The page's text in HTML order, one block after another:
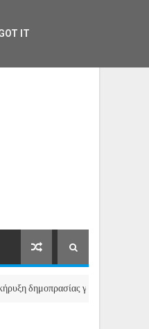
για την μίσθωση ακινήτου
IT